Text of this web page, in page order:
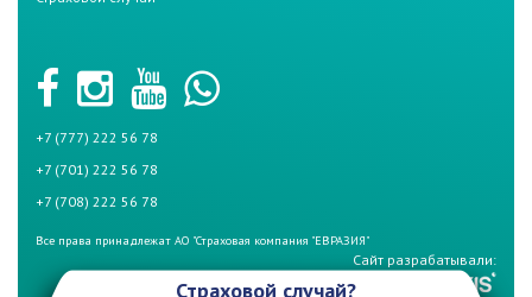
+7 (777) 222 56 78
+7 (701) 222 56 78
+7 (708) 222 56 78
Все права принадлежат АО "Страховая компания "ЕВРАЗИЯ"
Сайт разрабатывали:
Страховой случай?